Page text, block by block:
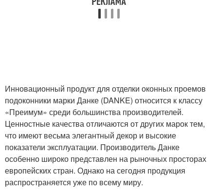
Инновационный продукт для отделки оконных проемов
подоконники марки Данке (DANKE) относится к классу
«Преимум» среди большинства производителей.
Ценностные качества отличаются от других марок тем,
что имеют весьма элегантный декор и высокие
показатели эксплуатации. Производитель Данке
особенно широко представлен на рыночных просторах
европейских стран. Однако на сегодня продукция
распространяется уже по всему миру.